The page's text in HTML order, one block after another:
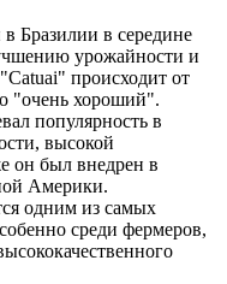
Бразилии в середине
урожайности и
происходит от
"очень хороший".
популярность в
высокой
он был внедрен в
Америки.
одним из самых
среди фермеров,